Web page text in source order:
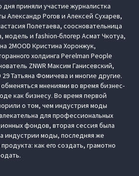
приняли участие журналистка
Александр Рогов и Алексей Сухарев,
Полетаева, соосновательница
модель и fashion-блогер Асмат Чкотуа,
2MOOD Кристина Хоронжук,
холдинга Perelman People
ZNWR Максим Ганисевский,
29 Татьяна Фомичева и многие другие.
мнениями во время бизнес-
как бизнесу. Во время первой
о том, чем индустрия моды
для профессиональных
фондов, вторая сессия была
индустрии моды, последняя же
как его создать, грамотно